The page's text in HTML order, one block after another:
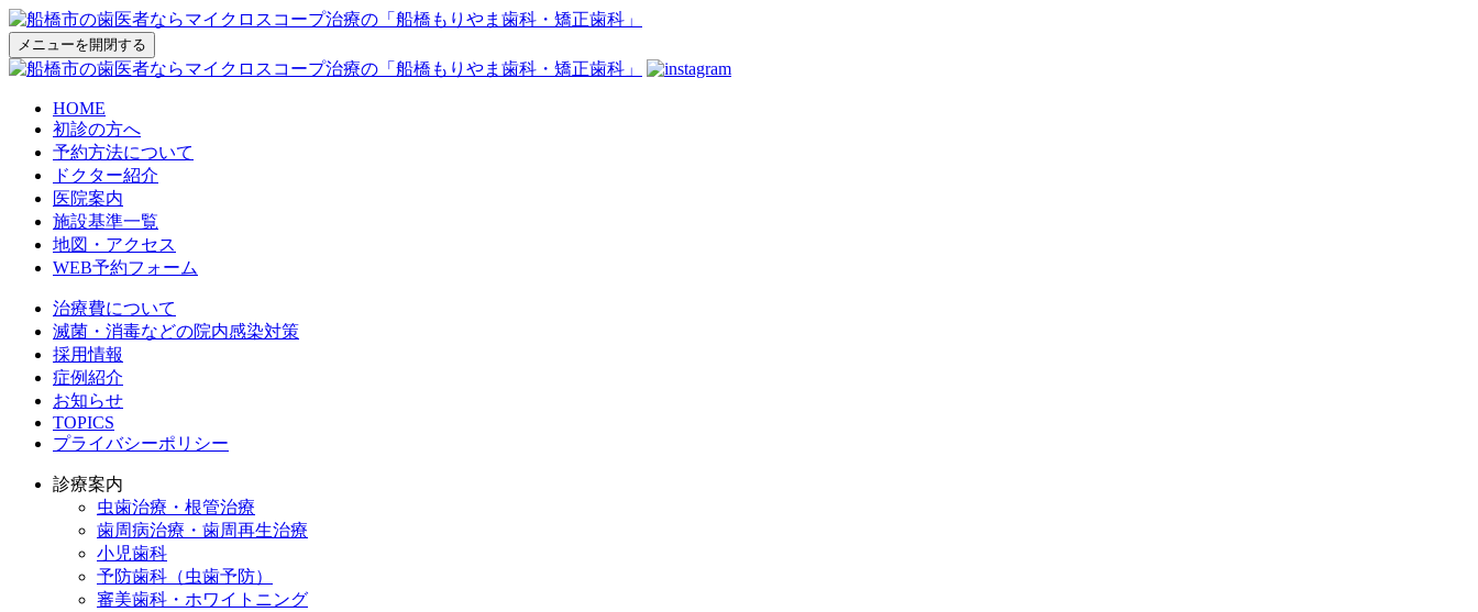
メニューを開閉する
HOME
初診の方へ
予約方法について
ドクター紹介
医院案内
施設基準一覧
地図・アクセス
WEB予約フォーム
治療費について
滅菌・消毒などの院内感染対策
採用情報
症例紹介
お知らせ
TOPICS
プライバシーポリシー
診療案内
虫歯治療・根管治療
歯周病治療・歯周再生治療
小児歯科
予防歯科（虫歯予防）
審美歯科・ホワイトニング